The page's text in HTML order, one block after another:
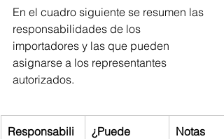
En el cuadro siguiente se resumen las
responsabilidades de los
importadores y las que pueden
asignarse a los representantes
autorizados.
Responsabili
¿Puede
Notas